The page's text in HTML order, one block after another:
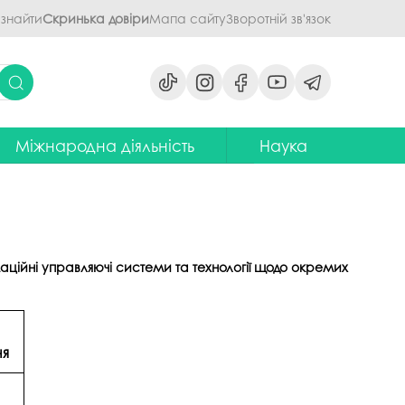
Скринька довіриМапа сайтуЗворотній зв'язок
процесу
діяльність
Міжнародна діяльність
мов
до 2030 року
європейський
Навчання в Польші
Наука
ЦККНО
управляючі системи та технологіїщодо окремих